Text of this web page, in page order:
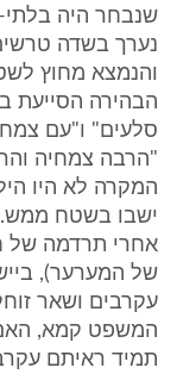
שנבחר היה
נערך בשדה
והנמצא מחוץ
הבהירה הסייעת
סלעים" ו"עם
"הרבה צמחיה
המקרה לא היו
ישבו בשטח ממש.
אחרי תרדמה של
של המערער),
עקרבים ושאר
המשפט קמא,
תמיד ראיתם